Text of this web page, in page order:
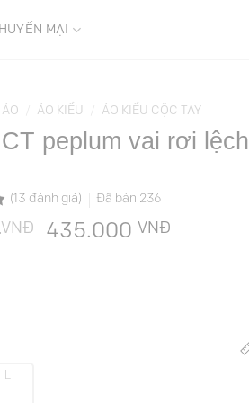
MẠI
ÁO ÁO KIỂU ÁO KIỂU CỘC TAY
peplum vai rơi lệch
(13 đánh giá) Đã bán 236
VNĐ
Giá
435.000 VNĐ
L